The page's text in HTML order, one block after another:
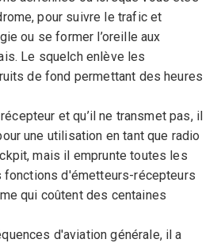
pour suivre le trafic et
ou se former l’oreille aux
Le squelch enlève les
de fond permettant des heures
récepteur et qu’il ne transmet pas, il
une utilisation en tant que radio
mais il emprunte toutes les
d'émetteurs-récepteurs
qui coûtent des centaines
d'aviation générale, il a